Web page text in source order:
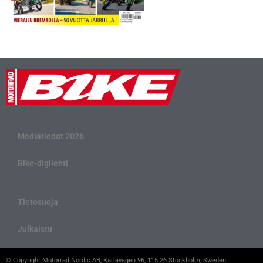
Mediatiedot 2026
Bike-digilehti
Tietosuoja
Julkaistu
© Copyright Motorrad Nordic AB, Karlavägen 96, 115 26 Stockholm, Sweden